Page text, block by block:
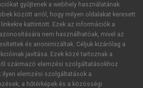
gyűjtenek a webhely használatának
között arról, hogy milyen oldalakat keresett
kattintott. Ezek az információk a
nem használhatóak, mivel az
és anonimizáltak. Céljuk kizárólag a
javítása. Ezek közé tartoznak a
származó elemzési szolgáltatásokhoz
ilyen elemzési szolgáltatások a
a hőtérképek és a közösségi